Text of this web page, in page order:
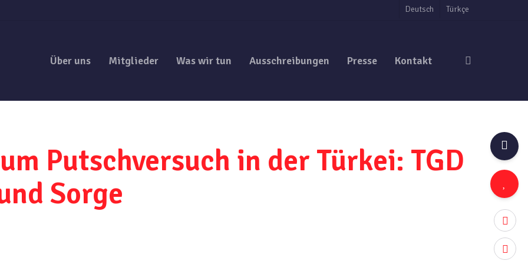
twitter
Deutsch Türkçe
Über uns Mitglieder Was wir tun Ausschreibungen Presse Kontakt
Putschversuch in der Türkei: TGD
Sorge